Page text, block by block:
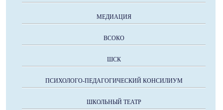
МЕДИАЦИЯ
ВСОКО
ШСК
ПСИХОЛОГО-ПЕДАГОГИЧЕСКИЙ КОНСИЛИУМ
ШКОЛЬНЫЙ ТЕАТР